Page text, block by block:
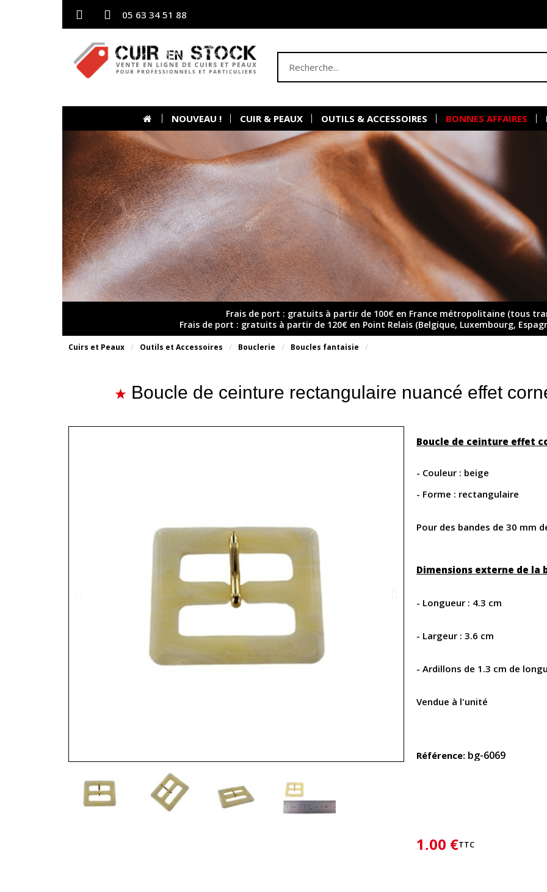
05 63 34 51 88
NOUVEAU ! CUIR & PEAUX OUTILS & ACCESSOIRES BONNES AFFAIRES
Frais de port : gratuits à partir de 100€ en France métropolitaine (tous
Frais de port : gratuits à partir de 120€ en Point Relais (Belgique, Luxembourg,
Cuirs et Peaux Outils et Accessoires Bouclerie Boucles fantaisie
Boucle de ceinture rectangulaire nuancé effet
Boucle de ceinture effet
- Couleur : beige
- Forme : rectangulaire
Pour des bandes de 30 mm
Dimensions externe de la
- Longueur : 4.3 cm
- Largeur : 3.6 cm
- Ardillons de 1.3 cm de
Vendue à l'unité
Référence bg-6069
1,00 €TTC